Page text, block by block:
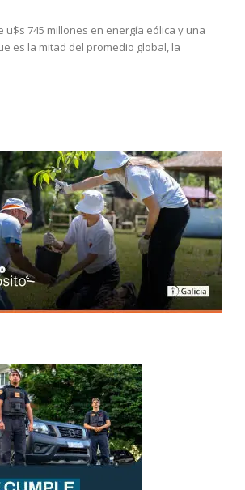
u$s 745 millones en energía eólica y una
es la mitad del promedio global, la